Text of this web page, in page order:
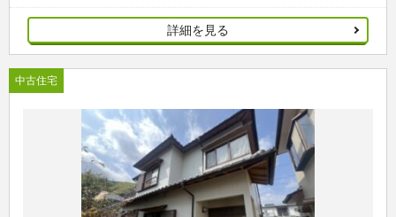
詳細を見る
中古住宅